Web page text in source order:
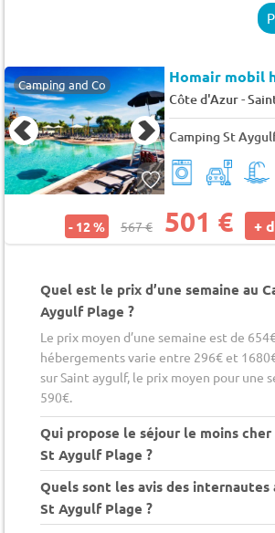
Camping and Co
Côte d'Azur-
Camping St
- 12 % 567 € 501 € +
Quel est le prix d’une semaine au
Aygulf Plage ?
Le prix moyen d’une semaine est de
hébergements varie entre 296€ et
sur Saint aygulf, le prix moyen pour une
590€.
Qui propose le séjour le moins cher
St Aygulf Plage ?
Quels sont les avis des internautes
St Aygulf Plage ?